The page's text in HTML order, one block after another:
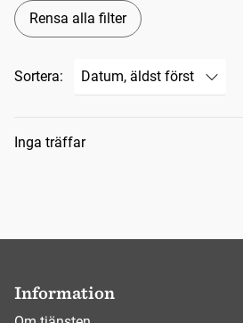
Rensa alla filter
Sortera:
Sökresultat
Inga träffar
Information